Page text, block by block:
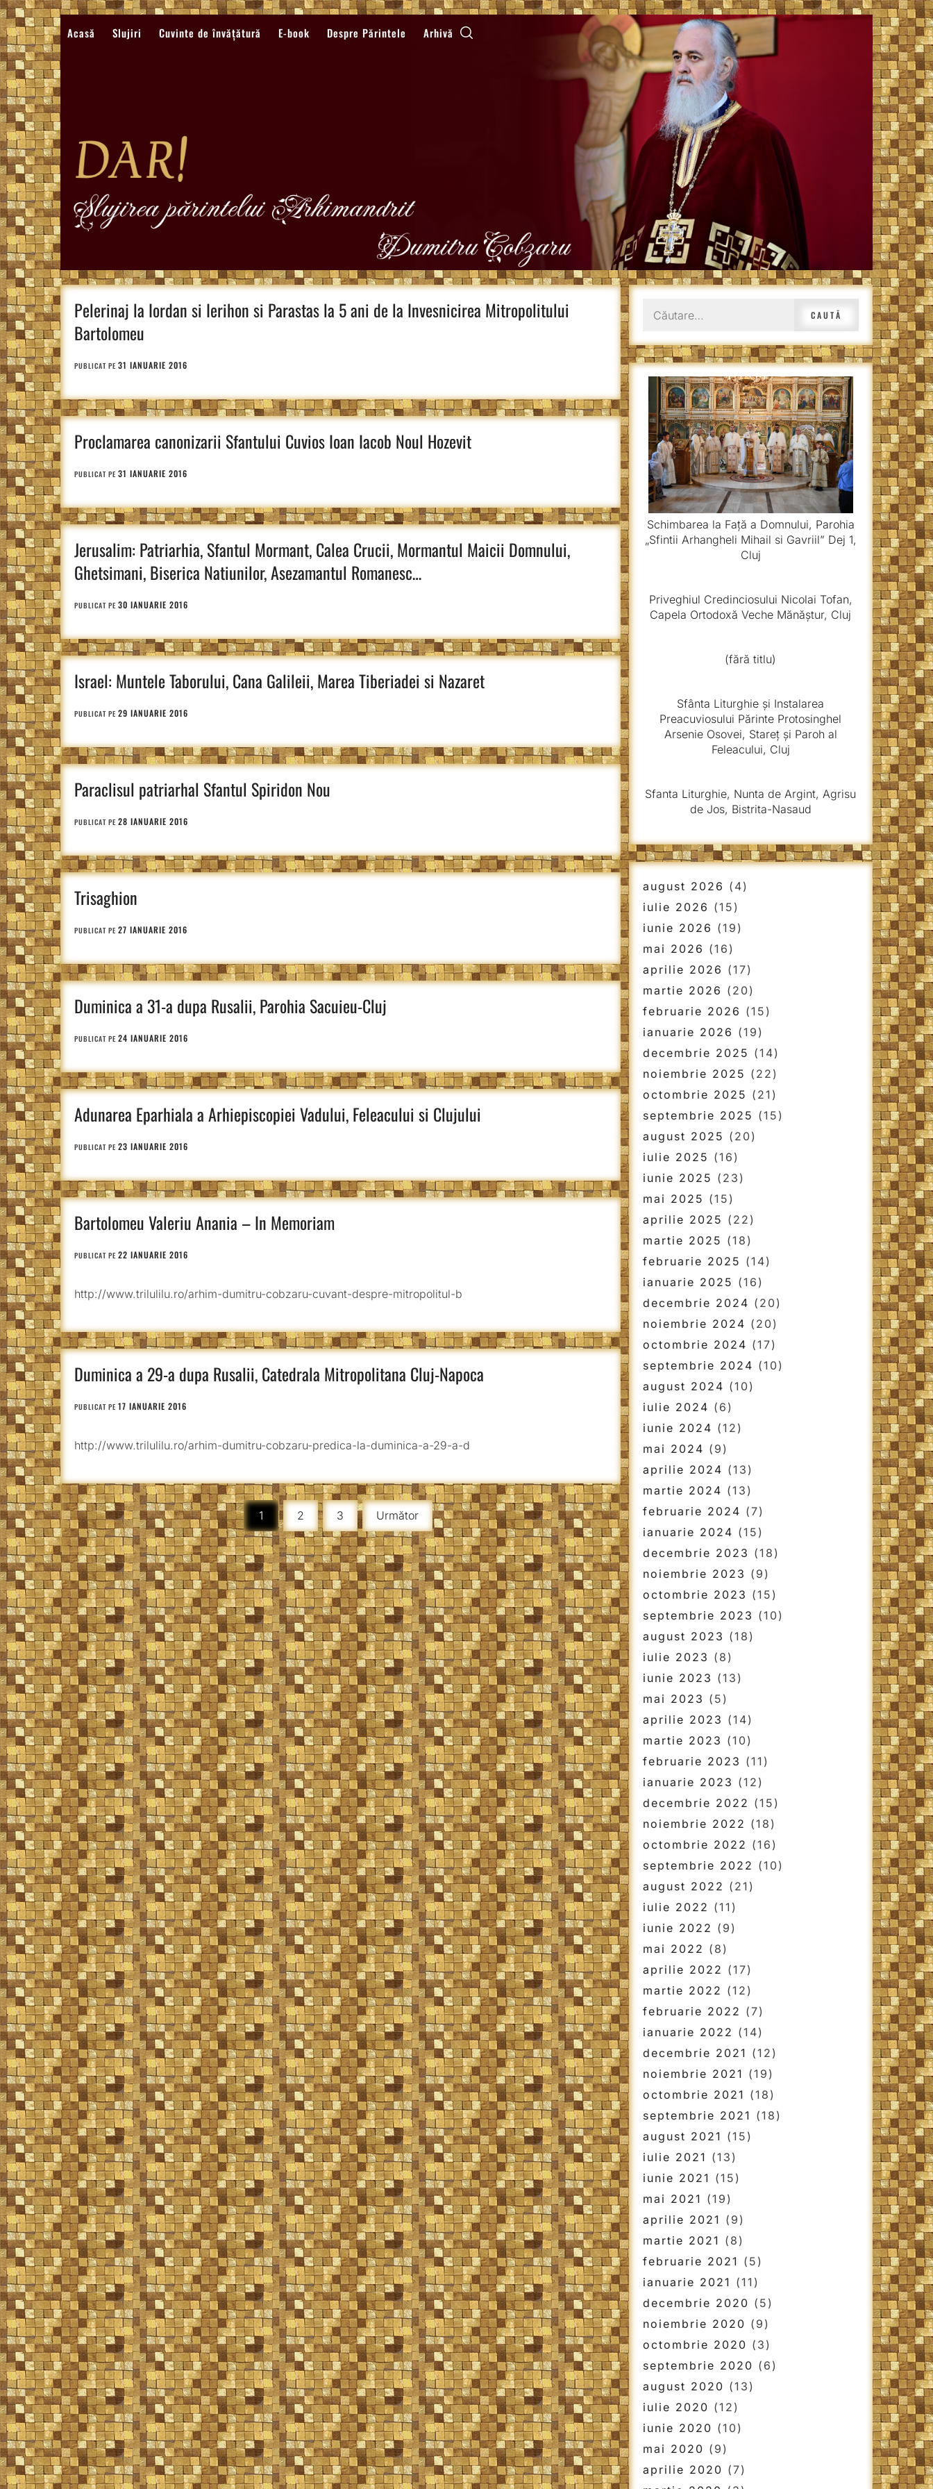
Sari
la
conținut
Acasă Slujiri Cuvinte de învățătură E-book Despre Părintele Arhivă
Pelerinaj la Iordan si Ierihon si Parastas la 5 ani de la Invesnicirea Mitropolitului
Bartolomeu
PUBLICAT PE 31 IANUARIE 2016
Proclamarea canonizarii Sfantului Cuvios Ioan Iacob Noul Hozevit
PUBLICAT PE 31 IANUARIE 2016
Jerusalim: Patriarhia, Sfantul Mormant, Calea Crucii, Mormantul Maicii Domnului,
Ghetsimani, Biserica Natiunilor, Asezamantul Romanesc…
PUBLICAT PE 30 IANUARIE 2016
Israel: Muntele Taborului, Cana Galileii, Marea Tiberiadei si Nazaret
PUBLICAT PE 29 IANUARIE 2016
Paraclisul patriarhal Sfantul Spiridon Nou
PUBLICAT PE 28 IANUARIE 2016
Trisaghion
PUBLICAT PE 27 IANUARIE 2016
Duminica a 31-a dupa Rusalii, Parohia Sacuieu-Cluj
PUBLICAT PE 24 IANUARIE 2016
Adunarea Eparhiala a Arhiepiscopiei Vadului, Feleacului si Clujului
PUBLICAT PE 23 IANUARIE 2016
Bartolomeu Valeriu Anania – In Memoriam
PUBLICAT PE 22 IANUARIE 2016
http://www.trilulilu.ro/arhim-dumitru-cobzaru-cuvant-despre-mitropolitul-b
Duminica a 29-a dupa Rusalii, Catedrala Mitropolitana Cluj-Napoca
PUBLICAT PE 17 IANUARIE 2016
http://www.trilulilu.ro/arhim-dumitru-cobzaru-predica-la-duminica-a-29-a-d
Paginație
articole 1 2 3 Următor
după:
Schimbarea la Față a Domnului, Parohia
„Sfintii Arhangheli Mihail si Gavriil” Dej 1,
Cluj
Priveghiul Credinciosului Nicolai Tofan,
Capela Ortodoxă Veche Mănăștur, Cluj
(fără titlu)
Sfânta Liturghie și Instalarea
Preacuviosului Părinte Protosinghel
Arsenie Osovei, Stareț și Paroh al
Feleacului, Cluj
Sfanta Liturghie, Nunta de Argint, Agrisu
de Jos, Bistrita-Nasaud
august 2026 (4)
iulie 2026 (15)
iunie 2026 (19)
mai 2026 (16)
aprilie 2026 (17)
martie 2026 (20)
februarie 2026 (15)
ianuarie 2026 (19)
decembrie 2025 (14)
noiembrie 2025 (22)
octombrie 2025 (21)
septembrie 2025 (15)
august 2025 (20)
iulie 2025 (16)
iunie 2025 (23)
mai 2025 (15)
aprilie 2025 (22)
martie 2025 (18)
februarie 2025 (14)
ianuarie 2025 (16)
decembrie 2024 (20)
noiembrie 2024 (20)
octombrie 2024 (17)
septembrie 2024 (10)
august 2024 (10)
iulie 2024 (6)
iunie 2024 (12)
mai 2024 (9)
aprilie 2024 (13)
martie 2024 (13)
februarie 2024 (7)
ianuarie 2024 (15)
decembrie 2023 (18)
noiembrie 2023 (9)
octombrie 2023 (15)
septembrie 2023 (10)
august 2023 (18)
iulie 2023 (8)
iunie 2023 (13)
mai 2023 (5)
aprilie 2023 (14)
martie 2023 (10)
februarie 2023 (11)
ianuarie 2023 (12)
decembrie 2022 (15)
noiembrie 2022 (18)
octombrie 2022 (16)
septembrie 2022 (10)
august 2022 (21)
iulie 2022 (11)
iunie 2022 (9)
mai 2022 (8)
aprilie 2022 (17)
martie 2022 (12)
februarie 2022 (7)
ianuarie 2022 (14)
decembrie 2021 (12)
noiembrie 2021 (19)
octombrie 2021 (18)
septembrie 2021 (18)
august 2021 (15)
iulie 2021 (13)
iunie 2021 (15)
mai 2021 (19)
aprilie 2021 (9)
martie 2021 (8)
februarie 2021 (5)
ianuarie 2021 (11)
decembrie 2020 (5)
noiembrie 2020 (9)
octombrie 2020 (3)
septembrie 2020 (6)
august 2020 (13)
iulie 2020 (12)
iunie 2020 (10)
mai 2020 (9)
aprilie 2020 (7)